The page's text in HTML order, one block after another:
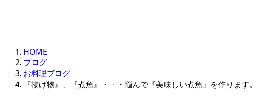
HOME
ブログ
お料理ブログ
『揚げ物』、『煮魚』・・・悩んで『美味しい煮魚』を作ります。